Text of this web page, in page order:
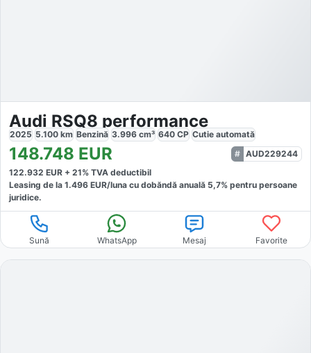
Audi RSQ8 performance
2025 5.100 km Benzină 3.996 cm³ 640 CP Cutie automată
148.748 EUR
AUD229244
122.932 EUR + 21% TVA deductibil
Leasing de la 1.496 EUR/luna cu dobăndă anuală 5,7% pentru persoane
juridice.
Sună WhatsApp Mesaj Favorite